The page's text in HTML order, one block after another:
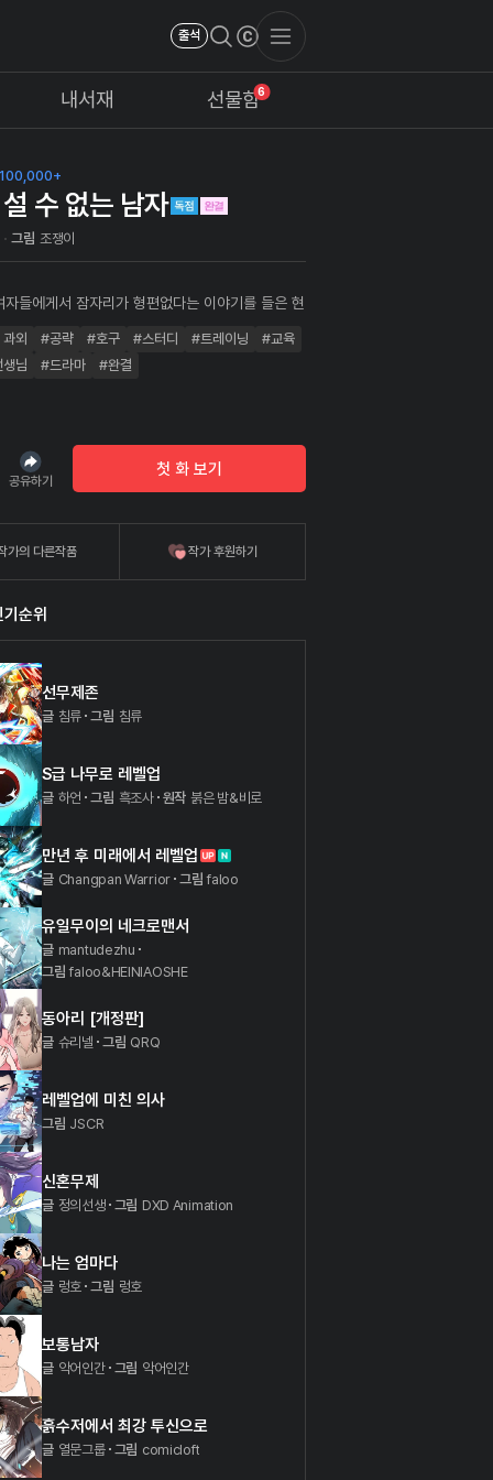
출석
내서재 6
선물함
수 없는 남자
그림 조쟁이
자들에게서 잠자리가 형편없다는 이야기를 들은 현
데... 반신반의하며 찾아간 그곳에는 반라의 아리
이 뙇!! 과연 현우는 그의 잠자리 스킬을 향상시킬
외 #공략 #호구 #스터디 #트레이닝
#교육
님
#드라마 #완결
공유하기
첫 화 보기
가의 다른작품 작가 후원하기
순위
선무제존
글 침류 그림 침류
S급 나무로 레벨업
글 하언 그림 흑조사 원작 붉은 밤&비로
만년 후 미래에서 레벨업
글 Changpan Warrior 그림 faloo
유일무이의 네크로맨서
글 mantudezhu
그림 faloo&HEINIAOSHE
동아리 [개정판]
글 슈리넬 그림 QRQ
레벨업에 미친 의사
그림 JSCR
신혼무제
글 정의선생 그림 DXD Animation
나는 엄마다
글 렁호 그림 렁호
보통남자
글 악어인간 그림 악어인간
흙수저에서 최강 투신으로
글 열문그룹 그림 comicloft